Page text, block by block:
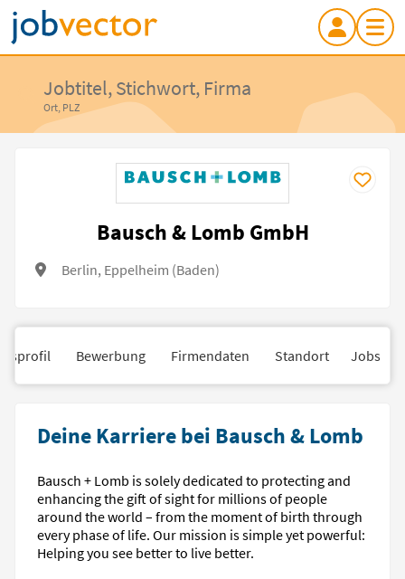
Jobtitel, Stichwort, Firma
Ort, PLZ
Bausch & Lomb GmbH
Berlin, Eppelheim (Baden)
Bewerbung Firmendaten Standort Jobs
Deine Karriere bei Bausch & Lomb
Bausch + Lomb is solely dedicated to protecting and
enhancing the gift of sight for millions of people
around the world – from the moment of birth through
every phase of life. Our mission is simple yet powerful:
Helping you see better to live better.